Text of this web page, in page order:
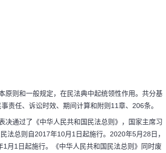
原则和一般规定，在民法典中起统领性作用。共分基
责任、诉讼时效、期间计算和附则11章、206条。
通过了《中华人民共和国民法总则》，国家主席习
法总则自2017年10月1日起施行。2020年5月28日，
月1日起施行。《中华人民共和国民法总则》同时废